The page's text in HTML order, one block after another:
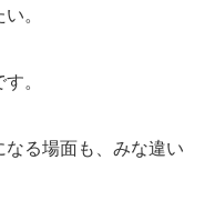
。
。
る場面も、みな違い